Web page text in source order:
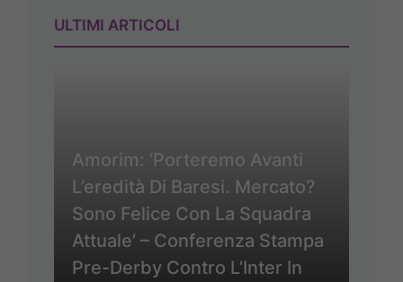
ULTIMI ARTICOLI
Amorim: ‘Porteremo Avanti
L’eredità Di Baresi. Mercato?
Sono Felice Con La Squadra
Attuale’ – Conferenza Stampa
Pre-Derby Contro L’Inter In